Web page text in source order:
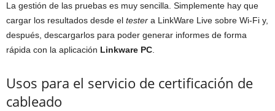
La gestión de las pruebas es muy sencilla. Simplemente hay que
cargar los resultados desde el tester a LinkWare Live sobre Wi-Fi y,
después, descargarlos para poder generar informes de forma
rápida con la aplicación Linkware PC
Usos para el servicio de certificación de
cableado